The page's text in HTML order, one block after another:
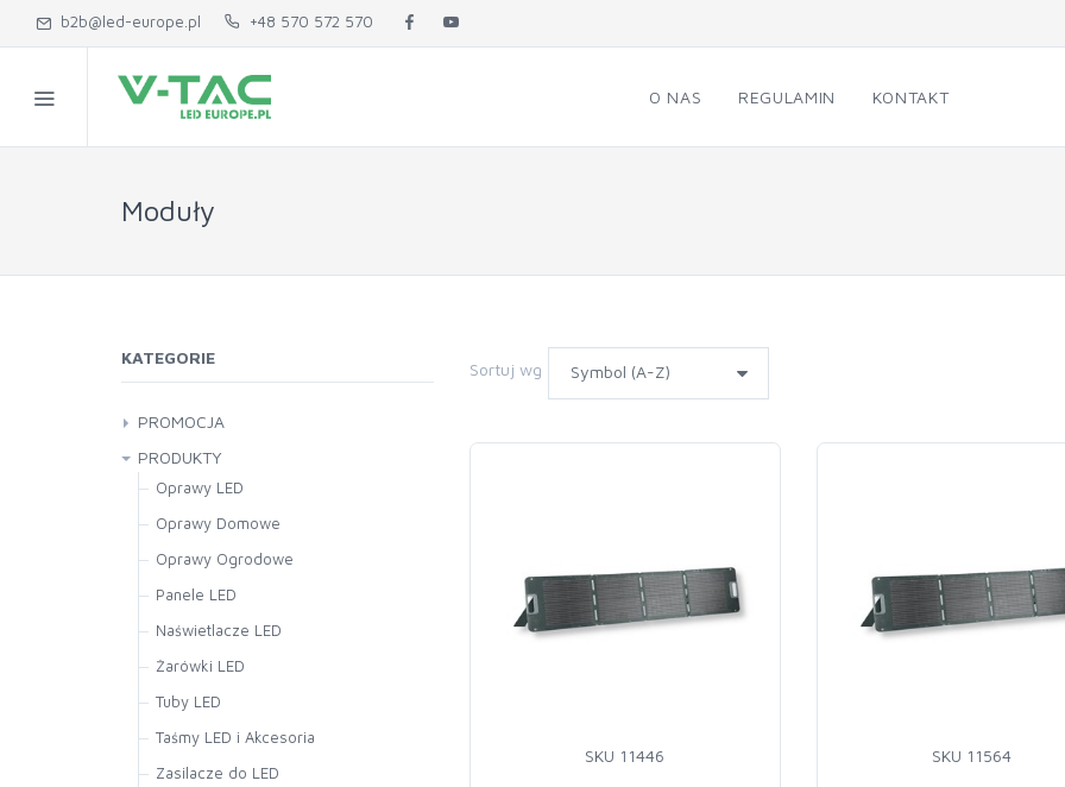
b2b@led-europe.pl +48 570 572 570
O NAS REGULAMIN KONTAKT
Moduły
Sortuj wg
SKU 11446 SKU 11564
KATEGORIE
PROMOCJA
PRODUKTY
Oprawy LED
Oprawy Domowe
Oprawy Ogrodowe
Panele LED
Naświetlacze LED
Żarówki LED
Tuby LED
Taśmy LED i Akcesoria
Zasilacze do LED